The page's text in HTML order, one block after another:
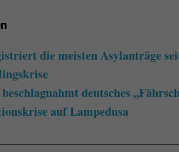
die meisten Asylanträge
deutsches
auf Lampedusa